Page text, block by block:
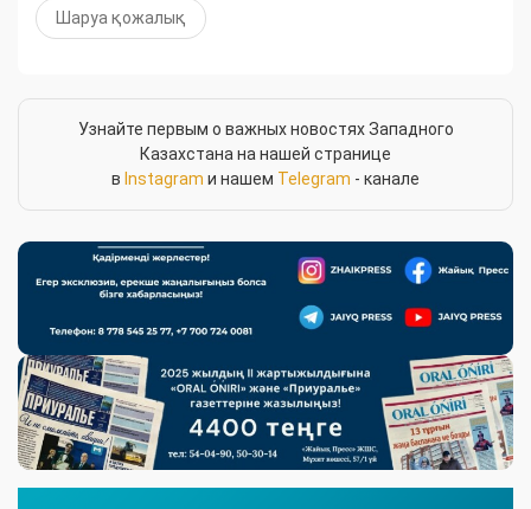
Шаруа қожалық
Узнайте первым о важных новостях Западного
Казахстана на нашей странице
в Instagram и нашем Telegram - канале